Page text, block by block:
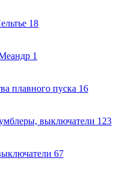
18
1
плавного пуска 16
выключатели 123
67